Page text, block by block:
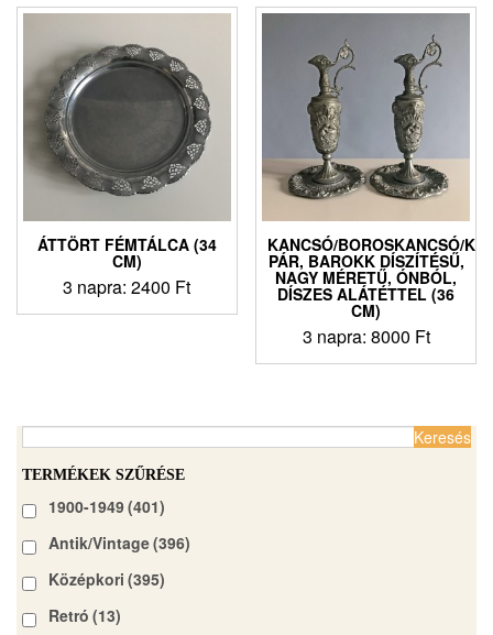
ÁTTÖRT FÉMTÁLCA (34
CM)
3 napra:2400 Ft
KANCSÓ/BOROSKANCSÓ/
PÁR, BAROKK DÍSZÍTÉSŰ,
NAGY MÉRETŰ, ÓNBÓL,
DÍSZES ALÁTÉTTEL (36
CM)
3 napra: 8000 Ft
TERMÉKEK SZŰRÉSE
1900-1949(401)
Antik/Vintage(396)
Középkori (395)
Retró (13)